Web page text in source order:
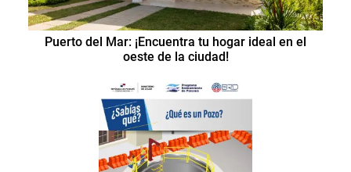
Puerto del Mar: ¡Encuentra tu hogar ideal en el
oeste de la ciudad!